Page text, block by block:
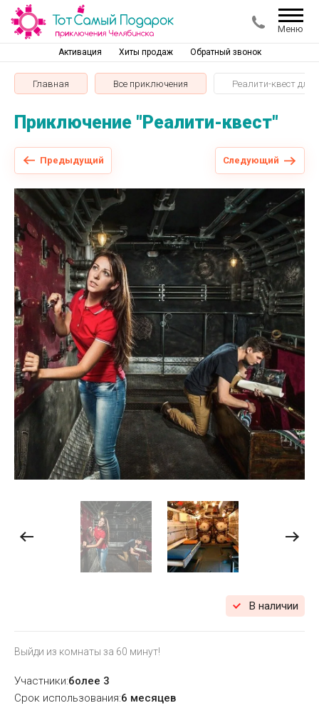
Меню
Активация Хиты продаж Обратный звонок
Главная Все приключения Реалити-квест для
Приключение "Реалити-квест"
Предыдущий Следующий
В наличии
Выйди из комнаты за 60 минут!
Участники:более 3
Срок использования:6 месяцев